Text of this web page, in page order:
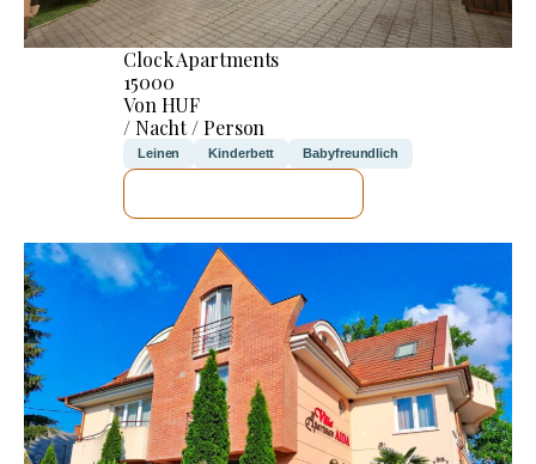
Clock Apartments
15000
Von HUF
/ Nacht / Person
Leinen Kinderbett Babyfreundlich